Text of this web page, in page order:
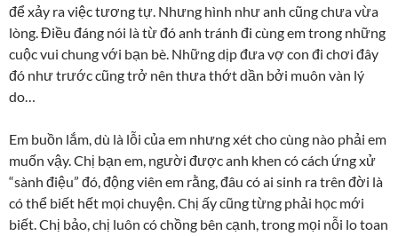
để xảy ra việc tương tự. Nhưng hình như anh cũng chưa vừa
lòng. Điều đáng nói là từ đó anh tránh đi cùng em trong những
cuộc vui chung với bạn bè. Những dịp đưa vợ con đi chơi đây
đó như trước cũng trở nên thưa thớt dần bởi muôn vàn lý
do…
Em buồn lắm, dù là lỗi của em nhưng xét cho cùng nào phải em
muốn vậy. Chị bạn em, người được anh khen có cách ứng xử
“sành điệu” đó, động viên em rằng, đâu có ai sinh ra trên đời là
có thể biết hết mọi chuyện. Chị ấy cũng từng phải học mới
biết. Chị bảo, chị luôn có chồng bên cạnh, trong mọi nỗi lo toan